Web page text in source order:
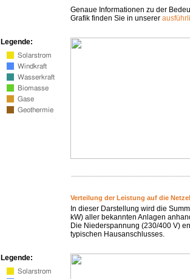
Genaue Informationen zu der
Grafik finden Sie in unserer
Legende:
Verteilung der Leistung auf die
In dieser Darstellung wird die
kW) aller bekannten Anlagen
Die Niederspannung (230/400 V)
typischen Hausanschlusses.
Legende: